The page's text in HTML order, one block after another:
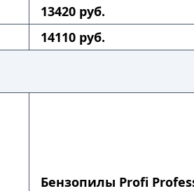
13420 руб.
14110 руб.
Бензопилы Profi